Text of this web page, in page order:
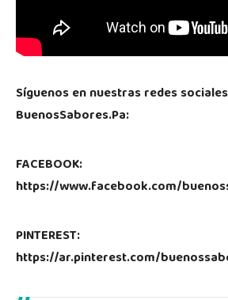
Síguenos en nuestras redes
BuenosSabores.Pa:
FACEBOOK:
https://www.facebook.com/
PINTEREST:
https://ar.pinterest.com/